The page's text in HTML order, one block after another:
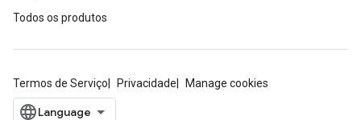
Todos os produtos
Termos de Serviço Privacidade Manage cookies